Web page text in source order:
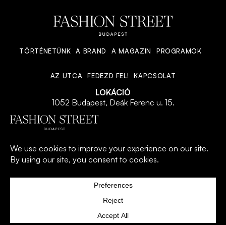
TÖRTÉNETÜNK A BRAND A MAGAZIN PROGRAMOK
AZ UTCA FEDEZD FEL! KAPCSOLAT
LOKÁCIÓ
1052 Budapest, Deák Ferenc u. 15.
ADATVÉDELMI TÁJÉKOZTATÓ